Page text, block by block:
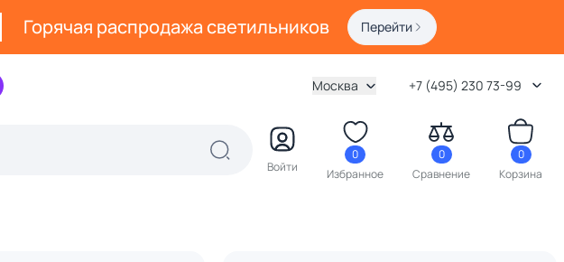
Горячая распродажа светильников Перейти
Москва +7 (495) 230 73-99
Войти
0
Избранное
0
Сравнение
0
Корзина